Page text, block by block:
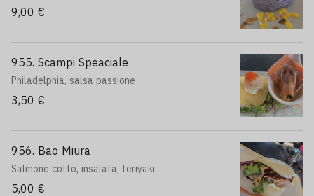
9,00 €
955. Scampi Speaciale
Philadelphia, salsa passione
3,50 €
956. Bao Miura
Salmone cotto, insalata, teriyaki
5,00 €